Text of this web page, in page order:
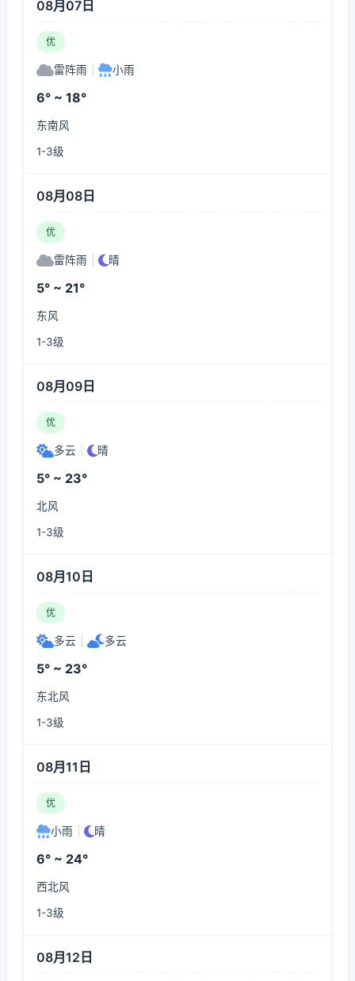
08月07日
优
雷阵雨 小雨
6° ~ 18°
东南风
1-3级
08月08日
优
雷阵雨 晴
5° ~ 21°
东风
1-3级
08月09日
优
多云 晴
5° ~ 23°
北风
1-3级
08月10日
优
多云 多云
5° ~ 23°
东北风
1-3级
08月11日
优
小雨 晴
6° ~ 24°
西北风
1-3级
08月12日